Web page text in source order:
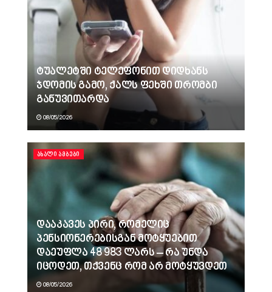
ტუალეტში ტელეფონით დიდხანს
ჯდომის გამო, ქალს ფეხში თრომბი
განუვითარდა
08/05/2026
ᲐᲮᲐᲚᲘ ᲐᲛᲑᲔᲑᲘ
დააკავეს პირი, რომელიც
პენსიონერებისგან მოტყუებით
დაეუფლა 48 983 ლარს – რა უნდა
იცოდეთ, თქვენც რომ არ მოტყუვდეთ
08/05/2026